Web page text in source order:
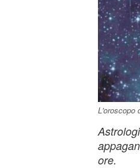
L'oroscopo
ore.